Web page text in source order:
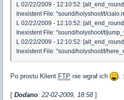
L 02/22/2009 - 12:10:52:
Inexistent File: "sound/holyshoot/t/
L 02/22/2009 - 12:10:52:
Inexistent File: "sound/holyshoot/t/
L 02/22/2009 - 12:10:52:
Inexistent File: "sound/holyshoot/t/
Po prostu Klient FTP nie wgrał ich
[ Dodano: 22-02-2009, 18:58 ]